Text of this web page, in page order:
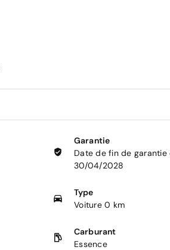
Garantie
Date de fin de
30/04/2028
Type
Voiture 0 km
Carburant
Essence